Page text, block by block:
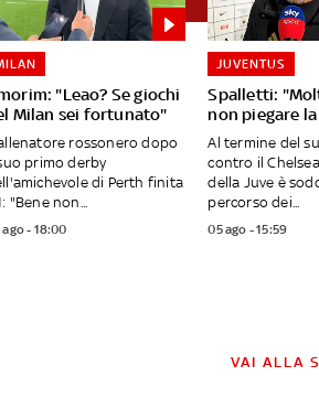
"Leao? Se giochi
Milan sei fortunato"
rossonero dopo
primo derby
di Perth finita
"Bene non...
ago - 18:00
Spalletti:
non piegare
JUVENTUS
Al termine del
contro il
della Juve è
percorso dei...
05 ago - 15:59
VAI ALLA